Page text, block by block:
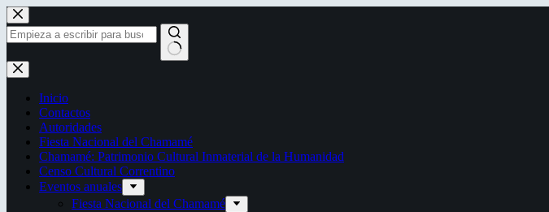
Saltar
al
contenido
Sin
resultados
Inicio
Contactos
Autoridades
Fiesta Nacional del Chamamé
Chamamé: Patrimonio Cultural Inmaterial de la Humanidad
Censo Cultural Correntino
Eventos anuales
Fiesta Nacional del Chamamé